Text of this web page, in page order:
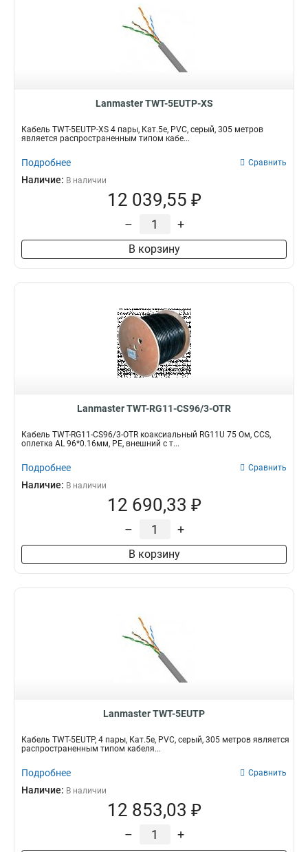
Lanmaster TWT-5EUTP-XS
Кабель TWT-5EUTP-XS 4 пары, Кат.5e, PVC, серый, 305 метров
является распространенным типом кабе...
Подробнее Сравнить
Наличие: В наличии
12 039,55 ₽
– +
В корзину
Lanmaster TWT-RG11-CS96/3-OTR
Кабель TWT-RG11-CS96/3-OTR коаксиальный RG11U 75 Ом, CCS,
оплетка AL 96*0.16мм, PE, внешний с т...
Подробнее Сравнить
Наличие: В наличии
12 690,33 ₽
– +
В корзину
Lanmaster TWT-5EUTP
Кабель TWT-5EUTP, 4 пары, Кат.5e, PVC, серый, 305 метров является
распространенным типом кабеля...
Подробнее Сравнить
Наличие: В наличии
12 853,03 ₽
– +